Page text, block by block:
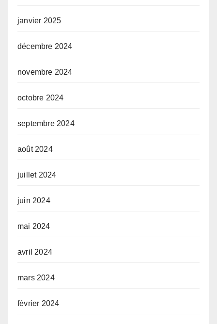
janvier 2025
décembre 2024
novembre 2024
octobre 2024
septembre 2024
août 2024
juillet 2024
juin 2024
mai 2024
avril 2024
mars 2024
février 2024